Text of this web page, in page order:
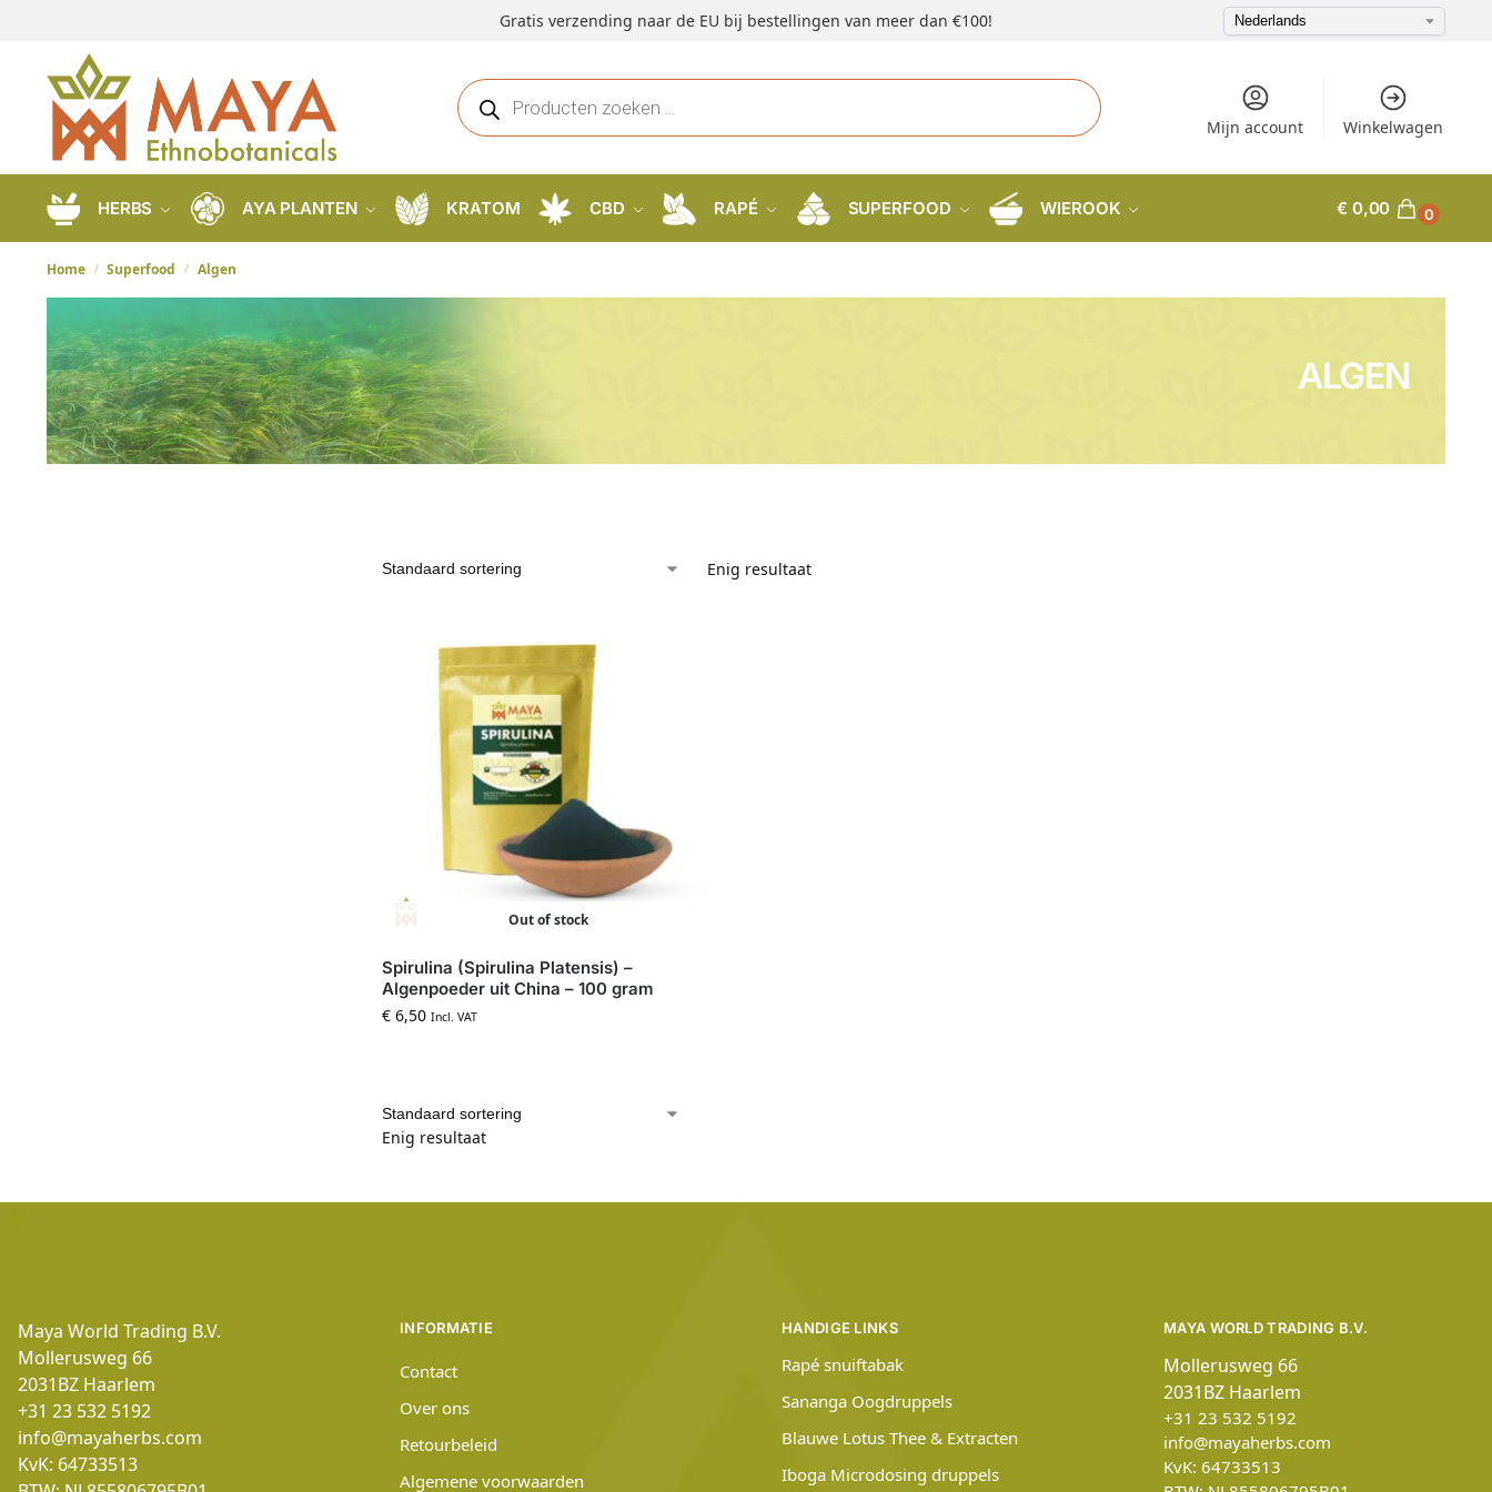
Gratis verzending naar de EU bij bestellingen van meer dan €100!
Mijn account Winkelwagen
HERBS AYA PLANTEN KRATOM CBD RAPÉ SUPERFOOD WIEROOK € 0,00 0
Home / Superfood / Algen
ALGEN
Enig resultaat
Out of stock
Spirulina (Spirulina Platensis) –
Algenpoeder uit China – 100 gram
€ 6,50 Incl. VAT
Enig resultaat
Maya World Trading B.V.
Mollerusweg 66
2031BZ Haarlem
+31 23 532 5192
info@mayaherbs.com
KvK: 64733513
INFORMATIE
Contact
Over ons
Retourbeleid
Algemene voorwaarden
HANDIGE LINKS
Rapé snuiftabak
Sananga Oogdruppels
Blauwe Lotus Thee & Extracten
Iboga Microdosing druppels
MAYA WORLD TRADING B.V.
Mollerusweg 66
2031BZ Haarlem
+31 23 532 5192
info@mayaherbs.com
KvK: 64733513